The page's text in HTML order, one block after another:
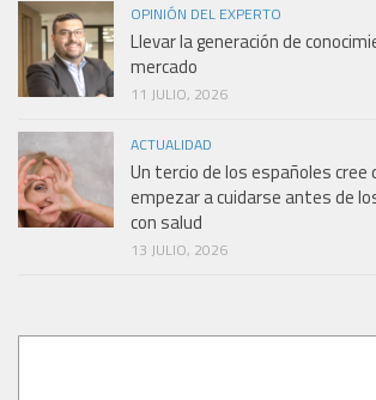
OPINIÓN DEL EXPERTO
Llevar la generación de
mercado
11 JULIO, 2026
ACTUALIDAD
Un tercio de los españoles cree
empezar a cuidarse antes de
con salud
13 JULIO, 2026